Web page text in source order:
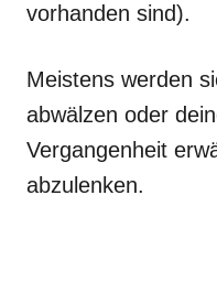
vorhanden sind).
Meistens werden
abwälzen oder
Vergangenheit
abzulenken.